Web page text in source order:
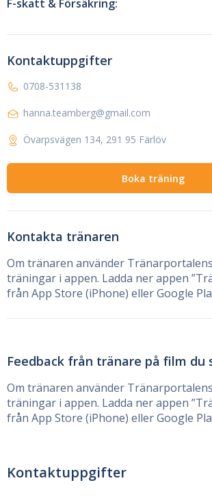
F-skatt & Försäkring:
Kontaktuppgifter
0708-531138
hanna.teamberg@gmail.com
Övarpsvägen 134, 291 95 Färlöv
Boka träning
Kontakta tränaren
Om tränaren använder
träningar i appen. Ladda ner appen
från App Store (iPhone) eller Google
Feedback från tränare på film du
Om tränaren använder
träningar i appen. Ladda ner appen
från App Store (iPhone) eller Google
Kontaktuppgifter